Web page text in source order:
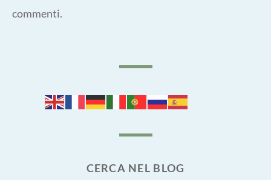
commenti.
CERCA NEL BLOG